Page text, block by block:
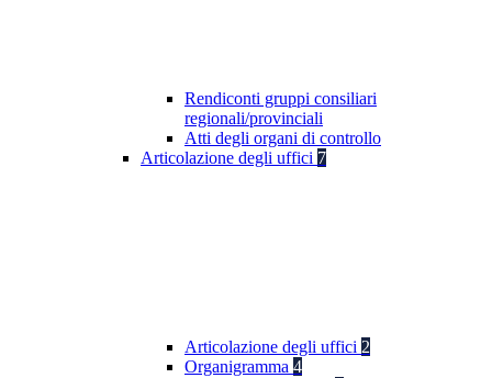
Rendiconti gruppi consiliari
regionali/provinciali
Atti degli organi di controllo
Articolazione degli uffici 7
Articolazione degli uffici 2
Organigramma 4